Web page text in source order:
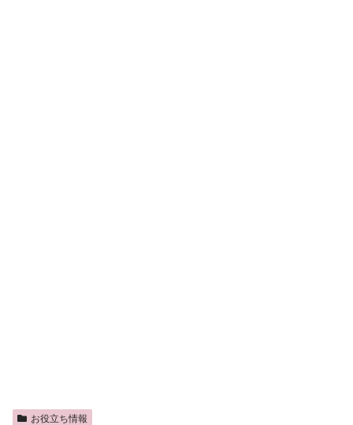
お役立ち情報